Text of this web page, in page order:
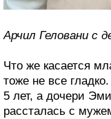
Арчил Геловани с
Что же касается
тоже не все
5 лет, а дочери
рассталась с